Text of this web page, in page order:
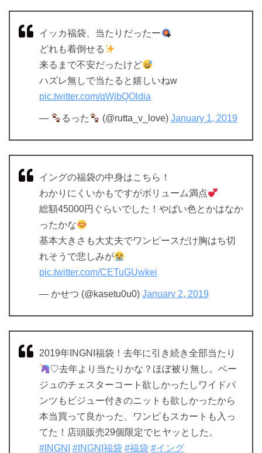
イッカ福袋、当たりだったー
どれも着倒せる
来るまで不安だったけど
ハズレ無しで当たると嬉しいねw
pic.twitter.com/qWjbQOldia
— るった (@rutta_v_love)January 1, 2019
イングの福袋の中身はこちら！
わかりにくいかもですがボリューム満点
総額45000円ぐらいでした！やばい色とかはなか
ったかな
基本大きさも大丈夫でワンピースだけ胸はち切
れそうで悲しみが
pic.twitter.com/CETuGUwkei
— かせつ (@kasetu0u0) January 2, 2019
2019年INGNI福袋！去年に引き続き全部当たり
♡去年より当たりかな？ほぼ被り無し。ベー
ジュのチェスターコート欲しかったしワイドパ
ンツもビジュー付きのニットも欲しかったから
本当買って良かった、ワンピもスカートも入っ
てた！店頭販売29個限定でヒヤッとした。
#INGNI
#INGNI福袋 #福袋 #イング